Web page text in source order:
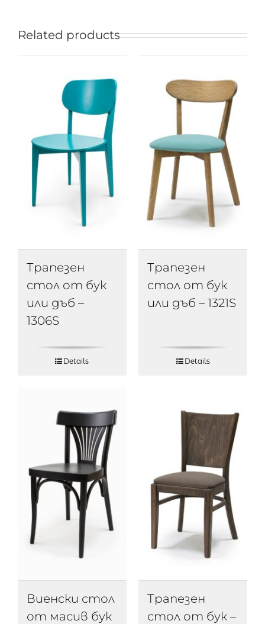
Related products
Трапезен
стол от бук
или дъб –
1306S
Details
Трапезен
стол от бук
или дъб – 1321S
Details
Виенски стол
от масив бук
Трапезен
стол от бук –